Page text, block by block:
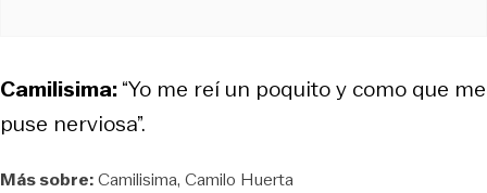
Camilisima:“Yo me reí un poquito y como que me
puse nerviosa”.
Más sobre:Camilisima Camilo Huerta